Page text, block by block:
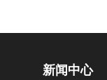
新闻中心